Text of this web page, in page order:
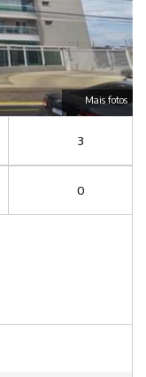
Mais fotos
3
0